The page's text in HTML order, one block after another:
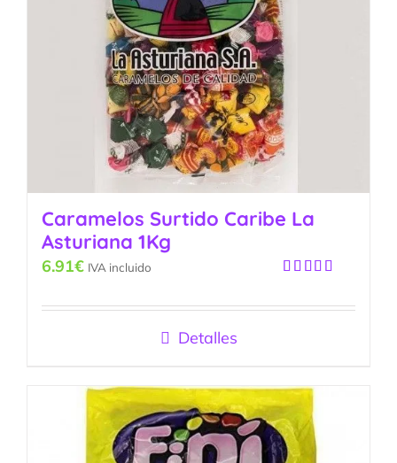
Caramelos Surtido Caribe La
Asturiana 1Kg
5
6.91€ IVA incluido
Detalles